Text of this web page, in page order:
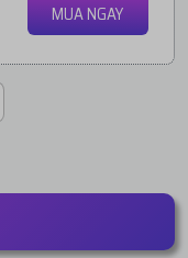
MUA NGAY